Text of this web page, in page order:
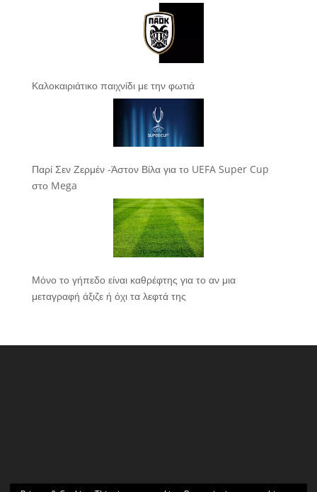
Καλοκαιριάτικο παιχνίδι με την φωτιά
Παρί Σεν Ζερμέν -Άστον Βίλα για το UEFA Super Cup
στο Mega
Μόνο το γήπεδο είναι καθρέφτης για το αν μια
μεταγραφή άξιζε ή όχι τα λεφτά της